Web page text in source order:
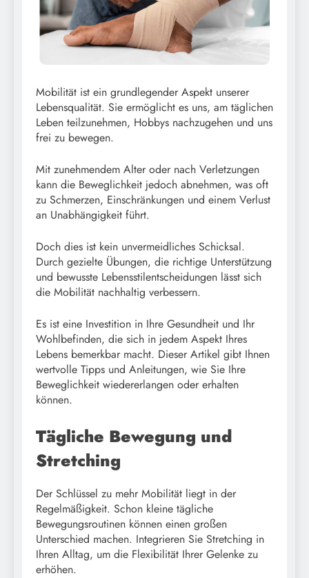
Mobilität ist ein grundlegender Aspekt unserer
Lebensqualität. Sie ermöglicht es uns, am täglichen
Leben teilzunehmen, Hobbys nachzugehen und uns
frei zu bewegen.
Mit zunehmendem Alter oder nach Verletzungen
kann die Beweglichkeit jedoch abnehmen, was oft
zu Schmerzen, Einschränkungen und einem Verlust
an Unabhängigkeit führt.
Doch dies ist kein unvermeidliches Schicksal.
Durch gezielte Übungen, die richtige Unterstützung
und bewusste Lebensstilentscheidungen lässt sich
die Mobilität nachhaltig verbessern.
Es ist eine Investition in Ihre Gesundheit und Ihr
Wohlbefinden, die sich in jedem Aspekt Ihres
Lebens bemerkbar macht. Dieser Artikel gibt Ihnen
wertvolle Tipps und Anleitungen, wie Sie Ihre
Beweglichkeit wiedererlangen oder erhalten
können.
Tägliche Bewegung und
Stretching
Der Schlüssel zu mehr Mobilität liegt in der
Regelmäßigkeit. Schon kleine tägliche
Bewegungsroutinen können einen großen
Unterschied machen. Integrieren Sie Stretching in
Ihren Alltag, um die Flexibilität Ihrer Gelenke zu
erhöhen.